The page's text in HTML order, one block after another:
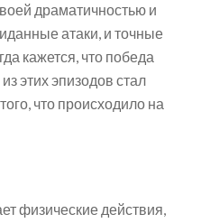
драматичностью и
атаки, и точные
кажется, что победа
этих эпизодов стал
что происходило на
физические действия,